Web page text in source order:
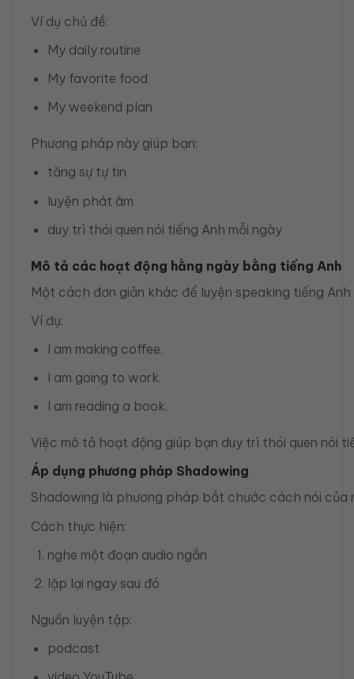
Ví dụ chủ đề:
My daily routine
My favorite food
My weekend plan
Phương pháp này giúp bạn:
tăng sự tự tin
luyện phát âm
duy trì thói quen nói tiếng Anh mỗi ngày
Mô tả các hoạt động hằng ngày bằng tiếng Anh
Một cách đơn giản khác để luyện speaking tiếng
Ví dụ:
I am making coffee.
I am going to work.
I am reading a book.
Việc mô tả hoạt động giúp bạn duy trì thói quen nói
Áp dụng phương pháp Shadowing
Shadowing là phương pháp bắt chước cách nói của
Cách thực hiện:
nghe một đoạn audio ngắn
lặp lại ngay sau đó
Nguồn luyện tập:
podcast